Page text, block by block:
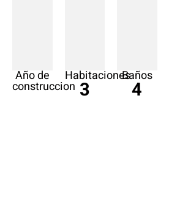
Año de
construccion
Habitaciones
3
Baños
4